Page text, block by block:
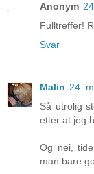
Anonym
Fulltreffer!
Svar
Malin 24.
Så utrolig
etter at jeg
Og nei,
man bare